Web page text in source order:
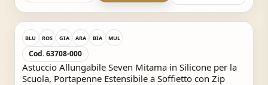
Acquisto Veloce
BLU ROS GIA ARA BIA MUL
Cod. 63708-000
Astuccio Allungabile Seven Mitama in Silicone per la
Scuola, Portapenne Estensibile a Soffietto con Zip